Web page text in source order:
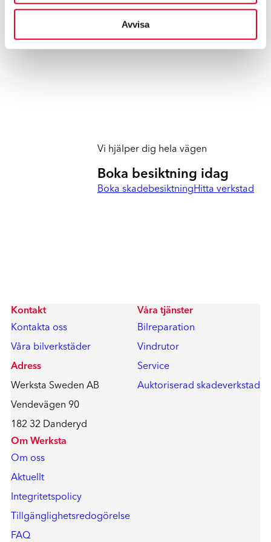
Avvisa
Vi hjälper dig hela vägen
Boka besiktning idag
Boka skadebesiktningHitta verkstad
Kontakt
Kontakta oss
Våra bilverkstäder
Adress
Werksta Sweden AB
Vendevägen 90
182 32 Danderyd
Våra tjänster
Bilreparation
Vindrutor
Service
Auktoriserad skadeverkstad
Om Werksta
Om oss
Aktuellt
Integritetspolicy
Tillgänglighetsredogörelse
FAQ